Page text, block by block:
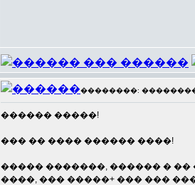
��������: ���������
������ �����!
��� �� ���� ������ ����!
����� �������, ������ �
����, ��� �����+ ��� ���